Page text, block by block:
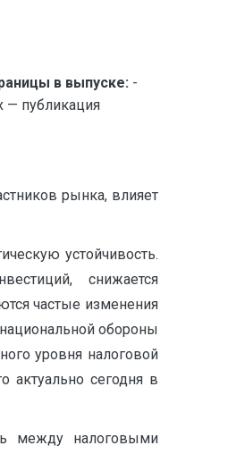
в выпуске: -
публикация
рынка, влияет
устойчивость.
снижается
частые изменения
обороны
уровня налоговой
актуально сегодня в
между налоговыми